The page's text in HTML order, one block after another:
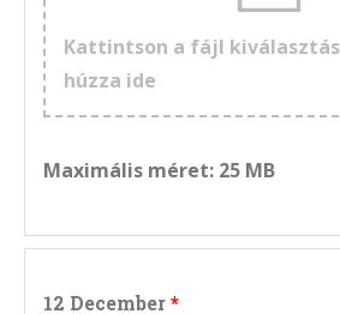
Kattintson a fájl
húzza ide
Maximális méret: 25 MB
12 December